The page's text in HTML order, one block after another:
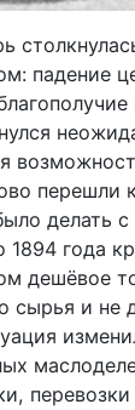
падение
перешли
делать с
1894 года
дешёвое
сырья и не